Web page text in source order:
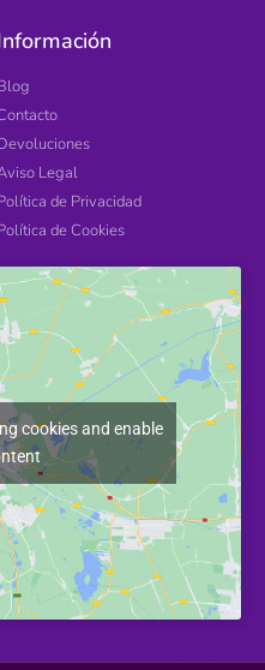
Legal
de Privacidad
de Cookies
cookies and enable